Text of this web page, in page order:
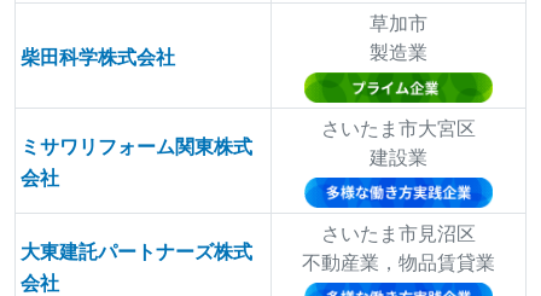
柴田科学株式会社
草加市
製造業
ミサワリフォーム関東株式
会社
さいたま市大宮区
建設業
大東建託パートナーズ株式
会社
さいたま市見沼区
不動産業，物品賃貸業